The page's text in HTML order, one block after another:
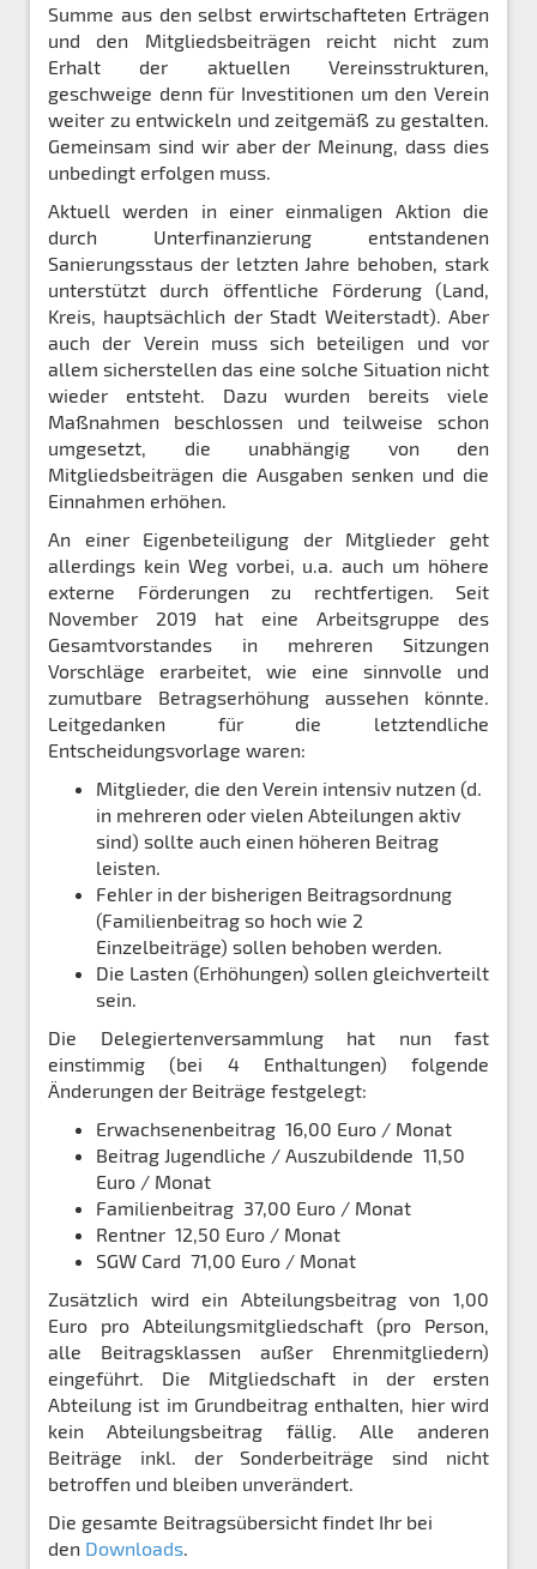
Summe aus den selbst erwirtschafteten Erträgen
und den Mitgliedsbeiträgen reicht nicht zum
Erhalt der aktuellen Vereinsstrukturen,
geschweige denn für Investitionen um den Verein
weiter zu entwickeln und zeitgemäß zu gestalten.
Gemeinsam sind wir aber der Meinung, dass dies
unbedingt erfolgen muss.
Aktuell werden in einer einmaligen Aktion die
durch Unterfinanzierung entstandenen
Sanierungsstaus der letzten Jahre behoben, stark
unterstützt durch öffentliche Förderung (Land,
Kreis, hauptsächlich der Stadt Weiterstadt). Aber
auch der Verein muss sich beteiligen und vor
allem sicherstellen das eine solche Situation nicht
wieder entsteht. Dazu wurden bereits viele
Maßnahmen beschlossen und teilweise schon
umgesetzt, die unabhängig von den
Mitgliedsbeiträgen die Ausgaben senken und die
Einnahmen erhöhen.
An einer Eigenbeteiligung der Mitglieder geht
allerdings kein Weg vorbei, u.a. auch um höhere
externe Förderungen zu rechtfertigen. Seit
November 2019 hat eine Arbeitsgruppe des
Gesamtvorstandes in mehreren Sitzungen
Vorschläge erarbeitet, wie eine sinnvolle und
zumutbare Betragserhöhung aussehen könnte.
Leitgedanken für die letztendliche
Entscheidungsvorlage waren:
Mitglieder, die den Verein intensiv nutzen (d.
in mehreren oder vielen Abteilungen aktiv
sind) sollte auch einen höheren Beitrag
leisten.
Fehler in der bisherigen Beitragsordnung
(Familienbeitrag so hoch wie 2
Einzelbeiträge) sollen behoben werden.
Die Lasten (Erhöhungen) sollen gleichverteilt
sein.
Die Delegiertenversammlung hat nun fast
einstimmig (bei 4 Enthaltungen) folgende
Änderungen der Beiträge festgelegt:
Erwachsenenbeitrag 16,00 Euro / Monat
Beitrag Jugendliche / Auszubildende 11,50
Euro / Monat
Familienbeitrag 37,00 Euro / Monat
Rentner 12,50 Euro / Monat
SGW Card 71,00 Euro / Monat
Zusätzlich wird ein Abteilungsbeitrag von 1,00
Euro pro Abteilungsmitgliedschaft (pro Person,
alle Beitragsklassen außer Ehrenmitgliedern)
eingeführt. Die Mitgliedschaft in der ersten
Abteilung ist im Grundbeitrag enthalten, hier wird
kein Abteilungsbeitrag fällig. Alle anderen
Beiträge inkl. der Sonderbeiträge sind nicht
betroffen und bleiben unverändert.
Die gesamte Beitragsübersicht findet Ihr bei
den Downloads.